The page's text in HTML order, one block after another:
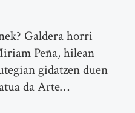
Galdera horri
Peña, hilean
gidatzen duen
da Arte…